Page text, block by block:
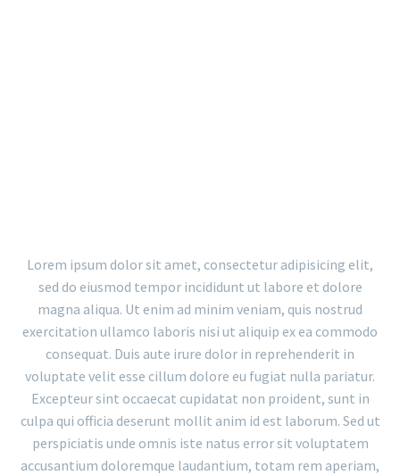
Lorem ipsum dolor sit amet, consectetur adipisicing elit,
sed do eiusmod tempor incididunt ut labore et dolore
magna aliqua. Ut enim ad minim veniam, quis nostrud
exercitation ullamco laboris nisi ut aliquip ex ea commodo
consequat. Duis aute irure dolor in reprehenderit in
voluptate velit esse cillum dolore eu fugiat nulla pariatur.
Excepteur sint occaecat cupidatat non proident, sunt in
culpa qui officia deserunt mollit anim id est laborum. Sed ut
perspiciatis unde omnis iste natus error sit voluptatem
accusantium doloremque laudantium, totam rem aperiam,